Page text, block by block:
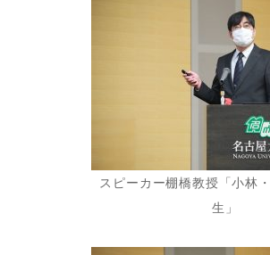
スピーカー棚橋教授「小林
生」